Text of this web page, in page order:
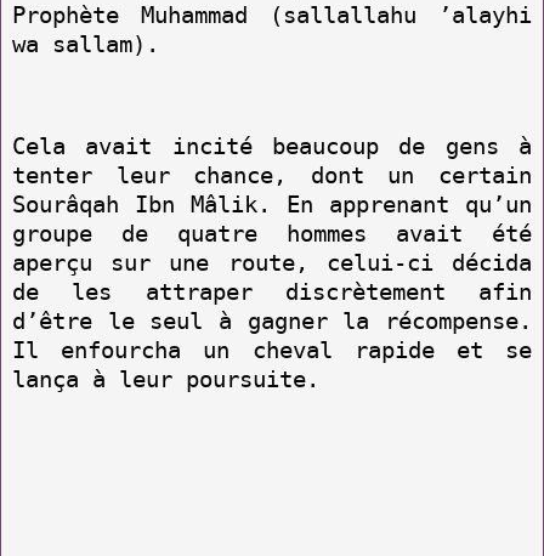
Prophète Muhammad (sallallahu ’alayhi
wa sallam).
Cela avait incité beaucoup de gens à
tenter leur chance, dont un certain
Sourâqah Ibn Mâlik. En apprenant qu’un
groupe de quatre hommes avait été
aperçu sur une route, celui-ci décida
de les attraper discrètement afin
d’être le seul à gagner la récompense.
Il enfourcha un cheval rapide et se
lança à leur poursuite.